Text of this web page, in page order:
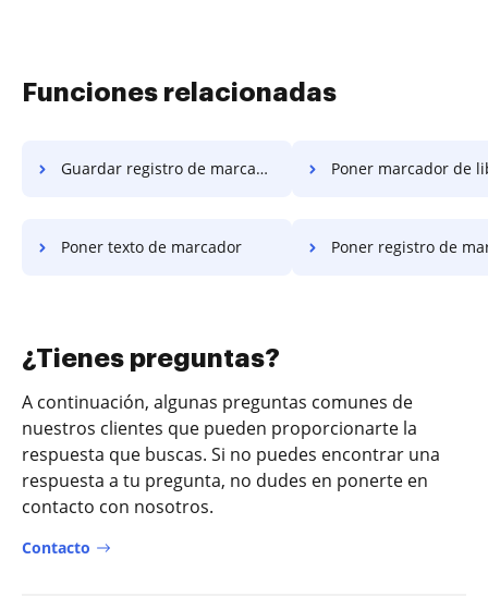
Funciones relacionadas
Guardar registro de marcador Poner marcador de
Poner texto de marcador Poner registro de
¿Tienes preguntas?
A continuación, algunas preguntas comunes de
nuestros clientes que pueden proporcionarte la
respuesta que buscas. Si no puedes encontrar una
respuesta a tu pregunta, no dudes en ponerte en
contacto con nosotros.
Contacto